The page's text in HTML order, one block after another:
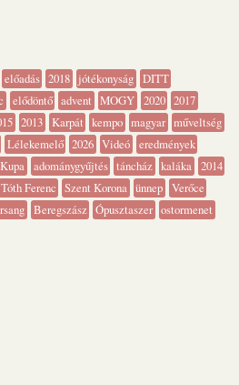
előadás 2018 jótékonyság DITT
elődöntő advent MOGY 2020 2017
2013 Karpát kempo magyar műveltség
Lélekemelő 2026 Videó eredmények
adománygyűjtés táncház kaláka 2014
Tóth Ferenc Szent Korona ünnep Verőce
Beregszász Ópusztaszer ostormenet